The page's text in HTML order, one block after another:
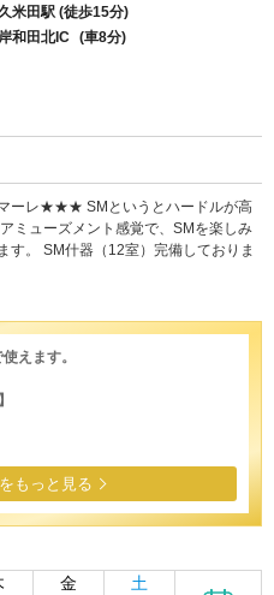
米田駅 (徒歩15分)
岸和田北IC (車8分)
ーレ★★★ SMというとハードルが高
ミューズメント感覚で、SMを楽しみ
す。 SM什器（12室）完備しておりま
えます。
もっと見る
金 土